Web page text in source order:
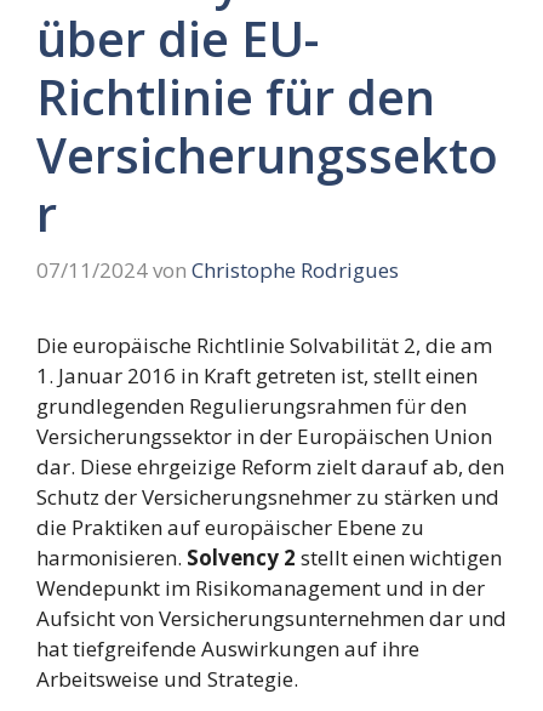
über die EU-
Richtlinie für den
Versicherungssekto
r
07/11/2024von Christophe Rodrigues
Die europäische Richtlinie Solvabilität 2, die am
1. Januar 2016 in Kraft getreten ist, stellt einen
grundlegenden Regulierungsrahmen für den
Versicherungssektor in der Europäischen Union
dar. Diese ehrgeizige Reform zielt darauf ab, den
Schutz der Versicherungsnehmer zu stärken und
die Praktiken auf europäischer Ebene zu
harmonisieren. Solvency 2 stellt einen wichtigen
Wendepunkt im Risikomanagement und in der
Aufsicht von Versicherungsunternehmen dar und
hat tiefgreifende Auswirkungen auf ihre
Arbeitsweise und Strategie.